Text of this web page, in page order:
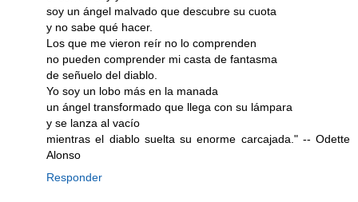
soy un ángel malvado que descubre su cuota
y no sabe qué hacer.
Los que me vieron reír no lo comprenden
no pueden comprender mi casta de fantasma
de señuelo del diablo.
Yo soy un lobo más en la manada
un ángel transformado que llega con su lámpara
y se lanza al vacío
mientras el diablo suelta su enorme carcajada." -- Odette
Alonso
Responder